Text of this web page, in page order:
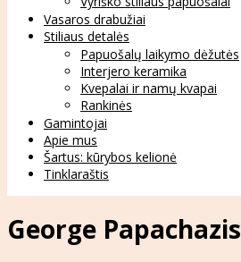
Vasaros drabužiai
Stiliaus detalės
Papuošalų laikymo dėžutės
Interjero keramika
Kvepalai ir namų kvapai
Rankinės
Gamintojai
Apie mus
Šartus: kūrybos kelionė
Tinklaraštis
George